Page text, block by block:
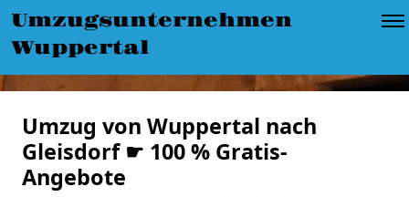
Umzugsunternehmen
Wuppertal
Umzug von Wuppertal nach
Gleisdorf ☛ 100 % Gratis-
Angebote